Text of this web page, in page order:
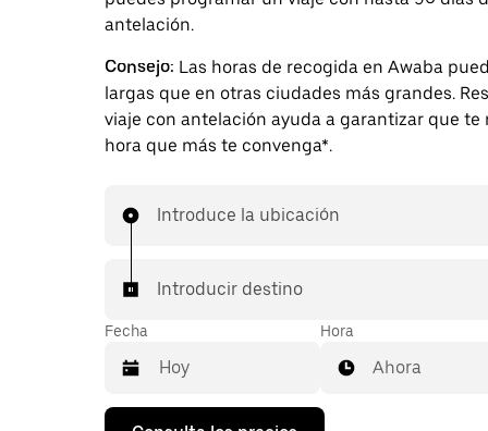
antelación.
Consejo: Las horas de recogida en Awaba
largas que en otras ciudades más grandes.
viaje con antelación ayuda a garantizar que te
hora que más te convenga*.
Introduce la ubicación
Introducir destino
Fecha
Pulsa
Hora
Ahora